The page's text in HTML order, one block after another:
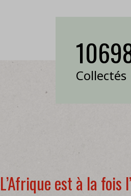
Collectés
L’Afrique est à la